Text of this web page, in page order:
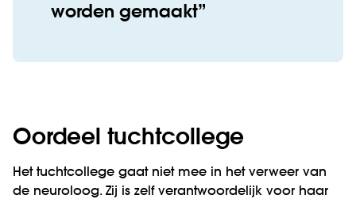
worden gemaakt
Oordeel tuchtcollege
Het tuchtcollege gaat niet mee in het verweer van
de neuroloog. Zij is zelf verantwoordelijk voor haar